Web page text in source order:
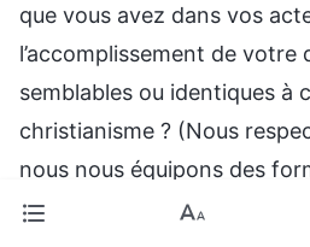
que vous avez dans vos
l’accomplissement de votre
semblables ou identiques à
christianisme ? (Nous
nous nous équipons des
doctrines.) Respecter les